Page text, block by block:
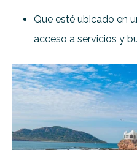
Que esté ubicado en
acceso a servicios y